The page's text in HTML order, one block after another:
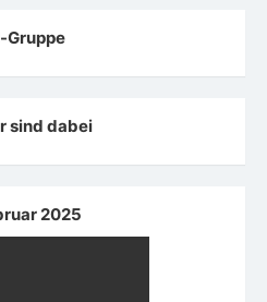
Gruppe
sind dabei
2025